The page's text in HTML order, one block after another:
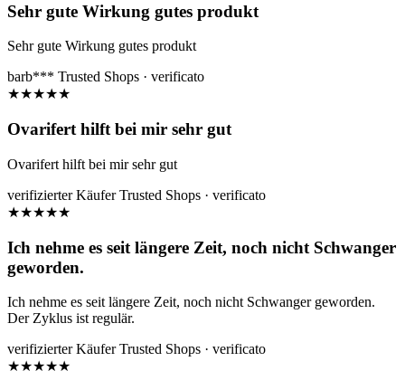
Sehr gute Wirkung gutes produkt
Sehr gute Wirkung gutes produkt
barb*** Trusted Shops · verificato
★★★★★
Ovarifert hilft bei mir sehr gut
Ovarifert hilft bei mir sehr gut
verifizierter Käufer Trusted Shops · verificato
★★★★★
Ich nehme es seit längere Zeit, noch nicht Schwanger
geworden.
Ich nehme es seit längere Zeit, noch nicht Schwanger geworden.
Der Zyklus ist regulär.
verifizierter Käufer Trusted Shops · verificato
★★★★★